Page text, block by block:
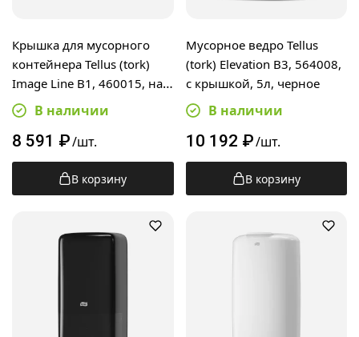
Крышка для мусорного
контейнера Tellus (tork)
Image Line B1, 460015, на
50л, черная
В наличии
8 591 ₽/шт.
В корзину
Мусорное ведро Tellus
(tork) Elevation B3, 564008,
с крышкой, 5л, черное
В наличии
10 192 ₽/шт.
В корзину